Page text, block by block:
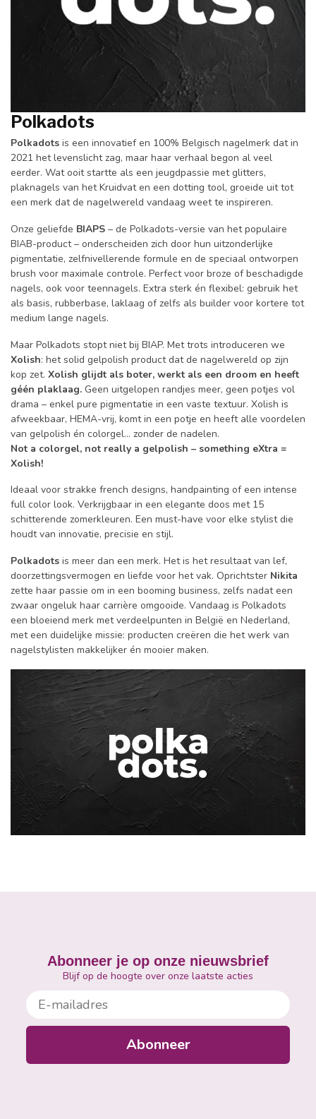
Polkadots
Polkadots is een innovatief en 100% Belgisch nagelmerk dat in
2021 het levenslicht zag, maar haar verhaal begon al veel
eerder. Wat ooit startte als een jeugdpassie met glitters,
plaknagels van het Kruidvat en een dotting tool, groeide uit tot
een merk dat de nagelwereld vandaag weet te inspireren.
Onze geliefde BIAPS – de Polkadots-versie van het populaire
BIAB-product – onderscheiden zich door hun uitzonderlijke
pigmentatie, zelfnivellerende formule en de speciaal ontworpen
brush voor maximale controle. Perfect voor broze of beschadigde
nagels, ook voor teennagels. Extra sterk én flexibel: gebruik het
als basis, rubberbase, laklaag of zelfs als builder voor kortere tot
medium lange nagels.
Maar Polkadots stopt niet bij BIAP. Met trots introduceren we
Xolish: het solid gelpolish product dat de nagelwereld op zijn
kop zet. Xolish glijdt als boter, werkt als een droom en heeft
géén plaklaag. Geen uitgelopen randjes meer, geen potjes vol
drama – enkel pure pigmentatie in een vaste textuur. Xolish is
afweekbaar, HEMA-vrij, komt in een potje en heeft alle voordelen
van gelpolish én colorgel... zonder de nadelen.
Not a colorgel, not really a gelpolish – something eXtra =
Xolish!
Ideaal voor strakke french designs, handpainting of een intense
full color look. Verkrijgbaar in een elegante doos met 15
schitterende zomerkleuren. Een must-have voor elke stylist die
houdt van innovatie, precisie en stijl.
Polkadots is meer dan een merk. Het is het resultaat van lef,
doorzettingsvermogen en liefde voor het vak. Oprichtster Nikita
zette haar passie om in een booming business, zelfs nadat een
zwaar ongeluk haar carrière omgooide. Vandaag is Polkadots
een bloeiend merk met verdeelpunten in België en Nederland,
met een duidelijke missie: producten creëren die het werk van
nagelstylisten makkelijker én mooier maken.
Abonneer je op onze nieuwsbrief
Blijf op de hoogte over onze laatste acties
E-mailadres
Abonneer